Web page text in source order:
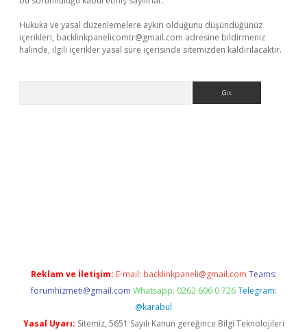
Hukuka ve yasal düzenlemelere aykırı olduğunu düşündüğünüz
içerikleri, backlinkpanelicomtr@gmail.com adresine bildirmeniz
halinde, ilgili içerikler yasal süre içerisinde sitemizden kaldırılacaktır.
Reklam ve İletişim: E-mail: backlinkpaneli@gmail.com Teams:
forumhizmeti@gmail.com Whatsapp: 0262 606 0 726 Telegram:
@karabul
Yasal Uyarı: Sitemiz, 5651 Sayılı Kanun gereğince Bilgi Teknolojileri